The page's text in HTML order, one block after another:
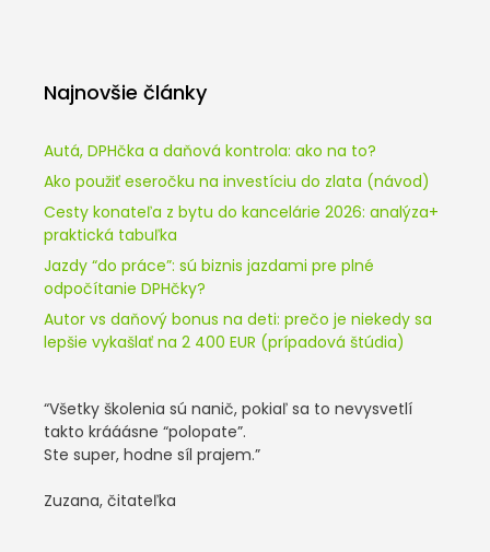
Najnovšie články
Autá, DPHčka a daňová kontrola: ako na to?
Ako použiť eseročku na investíciu do zlata (návod)
Cesty konateľa z bytu do kancelárie 2026: analýza+
praktická tabuľka
Jazdy “do práce”: sú biznis jazdami pre plné
odpočítanie DPHčky?
Autor vs daňový bonus na deti: prečo je niekedy sa
lepšie vykašlať na 2 400 EUR (prípadová štúdia)
“Všetky školenia sú nanič, pokiaľ sa to nevysvetlí
takto krááásne “polopate”.
Ste super, hodne síl prajem.”
Zuzana, čitateľka